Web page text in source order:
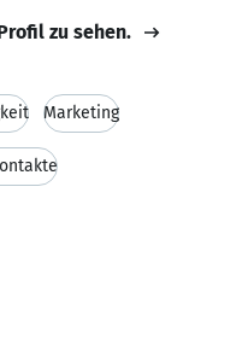
zu sehen.
Marketing